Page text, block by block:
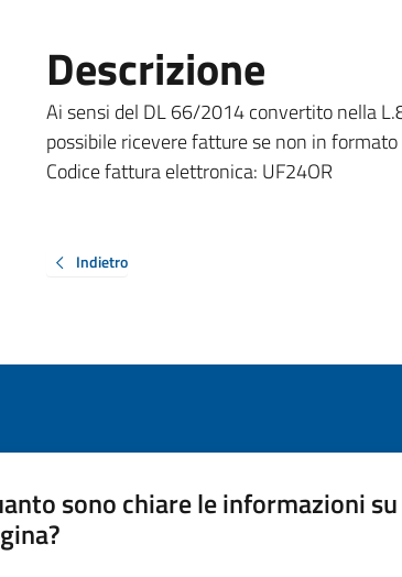
Descrizione
Ai sensi del DL 66/2014 convertito nella
possibile ricevere fatture se non in
Codice fattura elettronica: UF24OR
Indietro
sono chiare le informazioni